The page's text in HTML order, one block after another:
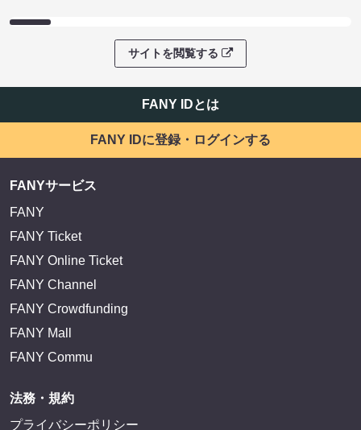
サイトを閲覧する
FANY IDとは
FANY IDに登録・ログインする
FANYサービス
FANY
FANY Ticket
FANY Online Ticket
FANY Channel
FANY Crowdfunding
FANY Mall
FANY Commu
法務・規約
プライバシーポリシー